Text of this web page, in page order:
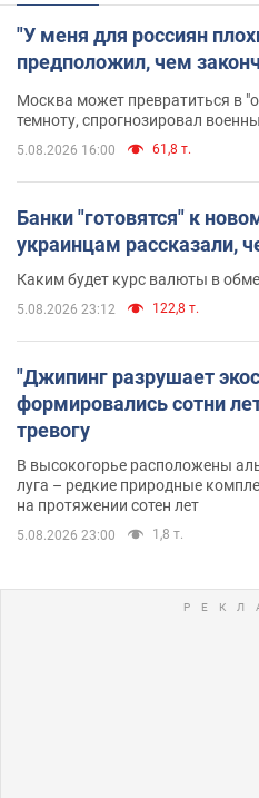
"У меня для россиян
предположил, чем
Москва может превратиться в
темноту, спрогнозировал
5.08.2026 16:00 61,8 т.
Банки "готовятся" к
украинцам рассказали,
Каким будет курс валюты в
5.08.2026 23:12 122,8 т.
"Джипинг разрушает
формировались сотни
тревогу
В высокогорье расположены
луга – редкие природные
на протяжении сотен лет
5.08.2026 23:00 1,8 т.